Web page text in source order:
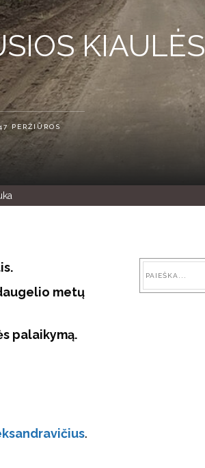
KIAULĖS
PERŽIŪROS
metų
palaikymą.
.